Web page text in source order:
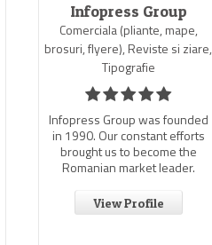
Infopress Group
Comerciala (pliante, mape,
brosuri, flyere), Reviste si ziare,
Tipografie
Infopress Group was founded
in 1990. Our constant efforts
brought us to become the
Romanian market leader.
View Profile